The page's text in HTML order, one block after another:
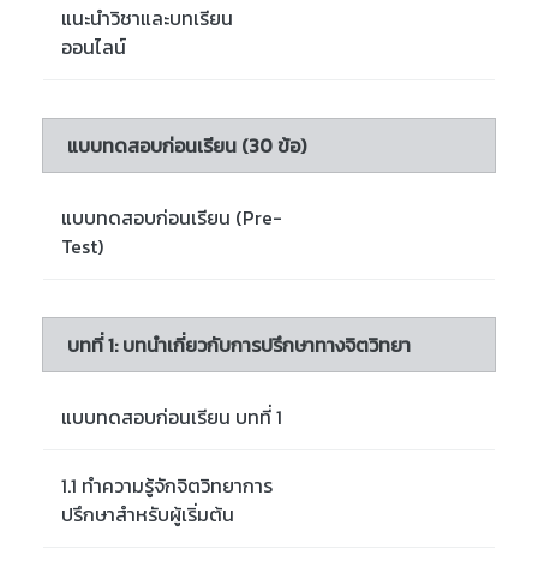
แนะนำวิชาและบทเรียน
ออนไลน์
แบบทดสอบก่อนเรียน (30 ข้อ)
แบบทดสอบก่อนเรียน (Pre-
Test)
บทที่ 1: บทนำเกี่ยวกับการปรึกษาทางจิตวิทยา
แบบทดสอบก่อนเรียน บทที่ 1
1.1 ทำความรู้จักจิตวิทยาการ
ปรึกษาสำหรับผู้เริ่มต้น